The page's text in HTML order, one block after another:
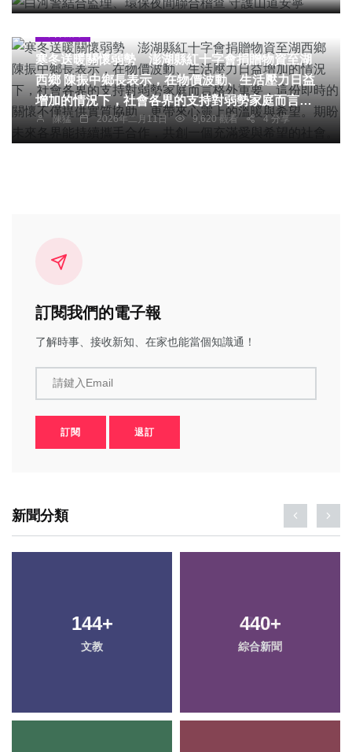
寒冬送暖關懷弱勢 澎湖縣紅十字會捐贈物資至湖
西鄉 陳振中鄉長表示，在物價波動、生活壓力日益
增加的情況下，社會各界的支持對弱勢家庭而言格
外重要，這份即時的關懷不僅提供實質協助，更帶
來心靈上的溫暖與希望。期盼未來各界能持續攜手
陳猛 2026年二月11日 9,620 觀看 4 分享
訂閱我們的電子報
了解時事、接收新知、在家也能當個知識通！
請鍵入Email
訂閱 退訂
新聞分類
144+
文教
440+
綜合新聞
131+
健康
32+
頭條